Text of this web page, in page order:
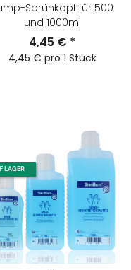
Sprühkopf für 500
und 1000ml
4,45 € *
4,45 € pro 1 Stück
LAGER